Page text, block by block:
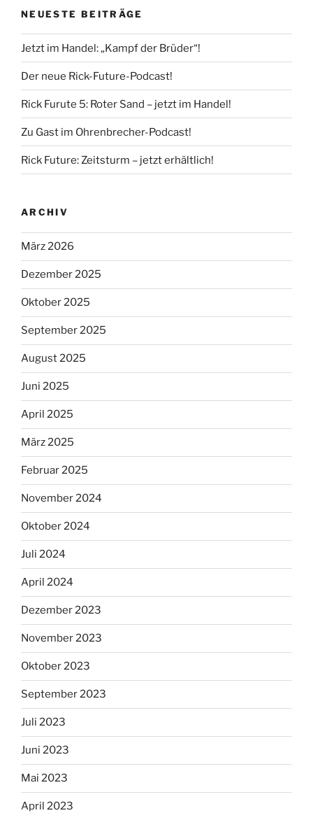
NEUESTE BEITRÄGE
Jetzt im Handel: „Kampf der Brüder“!
Der neue Rick-Future-Podcast!
Rick Furute 5: Roter Sand – jetzt im Handel!
Zu Gast im Ohrenbrecher-Podcast!
Rick Future: Zeitsturm – jetzt erhältlich!
ARCHIV
März 2026
Dezember 2025
Oktober 2025
September 2025
August 2025
Juni 2025
April 2025
März 2025
Februar 2025
November 2024
Oktober 2024
Juli 2024
April 2024
Dezember 2023
November 2023
Oktober 2023
September 2023
Juli 2023
Juni 2023
Mai 2023
April 2023